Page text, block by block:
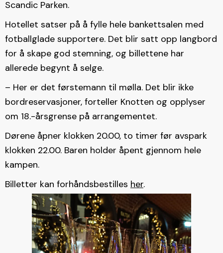
Scandic Parken.
Hotellet satser på å fylle hele bankettsalen med
fotballglade supportere. Det blir satt opp langbord
for å skape god stemning, og billettene har
allerede begynt å selge.
– Her er det førstemann til mølla. Det blir ikke
bordreservasjoner, forteller Knotten og opplyser
om 18.-årsgrense på arrangementet.
Dørene åpner klokken 20.00, to timer før avspark
klokken 22.00. Baren holder åpent gjennom hele
kampen.
Billetter kan forhåndsbestilles her.